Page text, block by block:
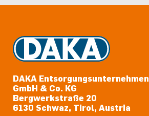
DAKA Entsorgungsunternehmen
GmbH & Co. KG
Bergwerkstraße 20
6130 Schwaz, Tirol, Austria